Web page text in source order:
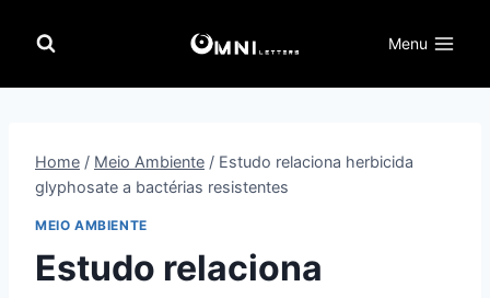
para
Menu
Home / Meio Ambiente / Estudo relaciona herbicida
glyphosate a bactérias resistentes
MEIO AMBIENTE
Estudo relaciona